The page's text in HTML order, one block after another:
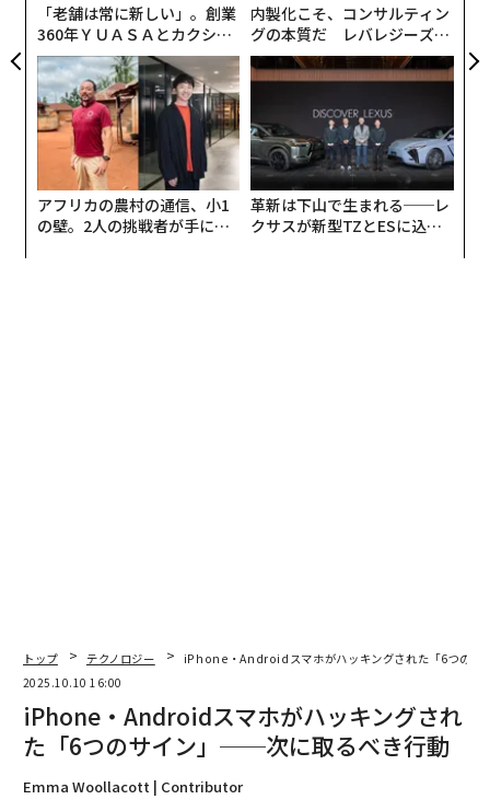
2026年9月号発売中
最新号の購入はこちらから
「老舗は常に新しい」。創業
360年ＹＵＡＳＡとカクシン
CEO田尻望が語る、AIを超え
る人の価値
内製化こそ、コンサルティン
グの本質だ レバレジーズが
実践する、次世代ファームの
全貌
アフリカの農村の通信、小1
の壁。2人の挑戦者が手にし
革新は下山で生まれる──レ
クサスが新型TZとESに込め
トップ テクノロジー
iPhone・Androidスマホがハッキングされた「6つのサ
2025.10.10 16:00
iPhone・Androidスマホがハッキングされ
た「6つのサイン」──次に取るべき行動
Emma Woollacott | Contributor